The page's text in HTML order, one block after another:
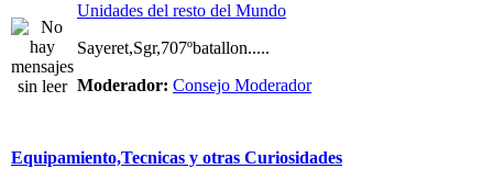
Unidades del resto del Mundo
Sayeret,Sgr,707ºbatallon.....
Moderador: Consejo Moderador
Equipamiento,Tecnicas y otras Curiosidades